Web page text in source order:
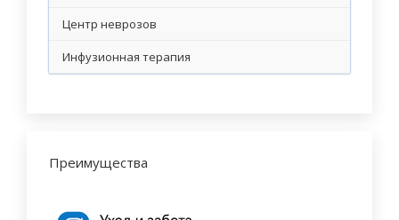
Центр неврозов
Инфузионная терапия
Преимущества